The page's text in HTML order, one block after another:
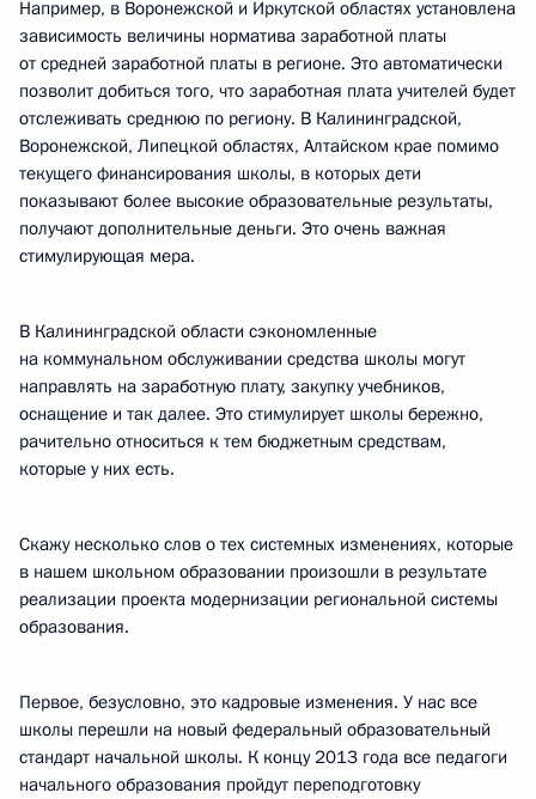
Например, в Воронежской и Иркутской областях установлена
зависимость величины норматива заработной платы
от средней заработной платы в регионе. Это автоматически
позволит добиться того, что заработная плата учителей будет
отслеживать среднюю по региону. В Калининградской,
Воронежской, Липецкой областях, Алтайском крае помимо
текущего финансирования школы, в которых дети
показывают более высокие образовательные результаты,
получают дополнительные деньги. Это очень важная
стимулирующая мера.
В Калининградской области сэкономленные
на коммунальном обслуживании средства школы могут
направлять на заработную плату, закупку учебников,
оснащение и так далее. Это стимулирует школы бережно,
рачительно относиться к тем бюджетным средствам,
которые у них есть.
Скажу несколько слов о тех системных изменениях, которые
в нашем школьном образовании произошли в результате
реализации проекта модернизации региональной системы
образования.
Первое, безусловно, это кадровые изменения. У нас все
школы перешли на новый федеральный образовательный
стандарт начальной школы. К концу 2013 года все педагоги
начального образования пройдут переподготовку